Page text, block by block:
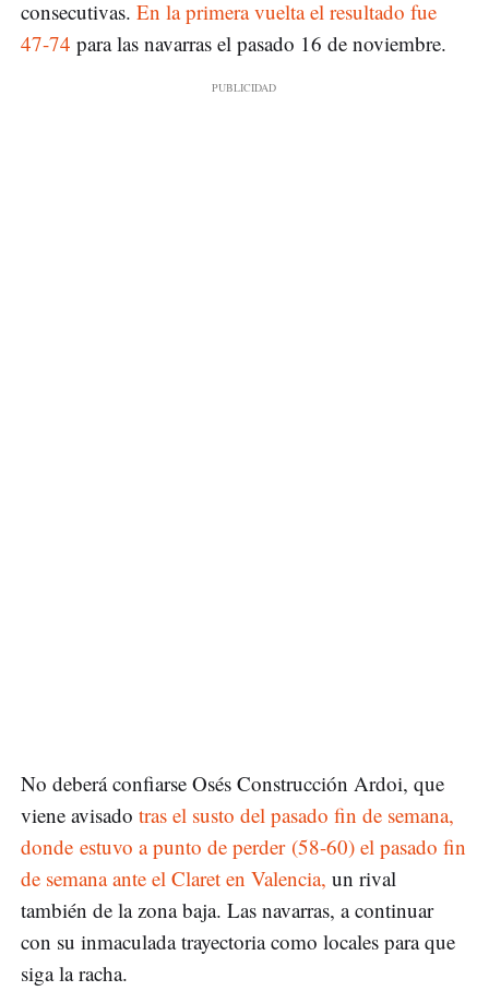
consecutivas. En la primera vuelta el resultado fue
47-74 para las navarras el pasado 16 de noviembre.
No deberá confiarse Osés Construcción Ardoi, que
viene avisado tras el susto del pasado fin de semana,
donde estuvo a punto de perder (58-60) el pasado fin
de semana ante el Claret en Valencia, un rival
también de la zona baja. Las navarras, a continuar
con su inmaculada trayectoria como locales para que
siga la racha.